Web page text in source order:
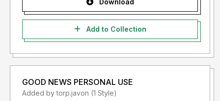
Download
Add to Collection
GOOD NEWS PERSONAL USE
Added by torp.javon (1 Style)